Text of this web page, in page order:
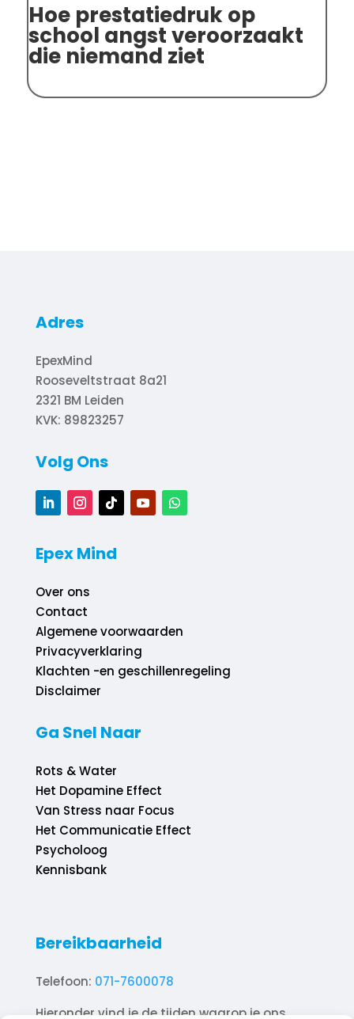
Hoe prestatiedruk op
school angst veroorzaakt
die niemand ziet
Adres
EpexMind
Rooseveltstraat 8a21
2321 BM Leiden
KVK: 89823257
Volg Ons
Epex Mind
Over ons
Contact
Algemene voorwaarden
Privacyverklaring
Klachten -en geschillenregeling
Disclaimer
Ga Snel Naar
Rots & Water
Het Dopamine Effect
Van Stress naar Focus
Het Communicatie Effect
Psycholoog
Kennisbank
Bereikbaarheid
Telefoon: 071-7600078
Hieronder vind je de tijden waarop je ons